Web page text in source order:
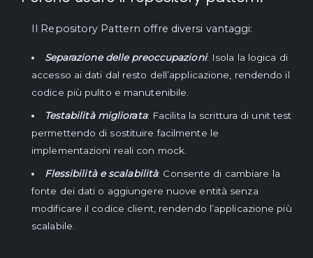
Il Repository Pattern offre diversi vantaggi:
Separazione delle preoccupazioni: Isola la logica di
accesso ai dati dal resto dell’applicazione, rendendo il
codice più pulito e manutenibile.
Testabilità migliorata: Facilita la scrittura di unit test
permettendo di sostituire facilmente le
implementazioni reali con mock.
Flessibilità e scalabilità: Consente di cambiare la
fonte dei dati o aggiungere nuove entità senza
modificare il codice client, rendendo l’applicazione più
scalabile.